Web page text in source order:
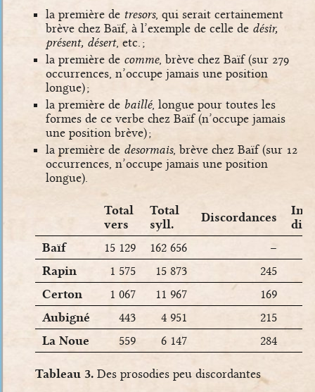
la première de tresors, qui serait certainement
brève chez Baïf, à l’exemple de celle de désir,
présent, désert, etc. ;
la première de comme, brève chez Baïf (sur 279
occurrences, n’occupe jamais une position
longue) ;
la première de baillé, longue pour toutes les
formes de ce verbe chez Baïf (n’occupe jamais
une position brève) ;
la première de desormais, brève chez Baïf (sur 12
occurrences, n’occupe jamais une position
longue).
Total
vers
Total
syll.
Discordances
Ind.
Baïf
15 129 162 656
–
Rapin
1 575 15 873
245
Certon
1 067 11 967
169
Aubigné
443 4 951
215
La Noue
559 6 147 284
Tableau 3. Des prosodies peu discordantes